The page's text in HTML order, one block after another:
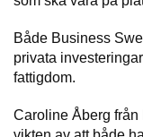
Både Business
privata
fattigdom.
Caroline Åberg